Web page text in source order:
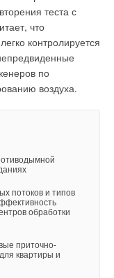
теста с
что
контролируется
по
воздуха.
потоков и типов
обработки
приточно-
квартиры и